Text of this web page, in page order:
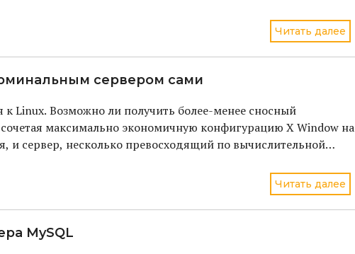
Читать далее
сервером сами
к Linux. Возможно ли получить более-менее сносный
максимально экономичную конфигурацию X Window на
и сервер, несколько превосходящий по вычислительной
Читать далее
MySQL